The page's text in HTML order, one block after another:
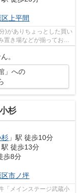
区上平間
)がありちょっとした買い
置き場などが揃っており
。
」への
杉
杉 」駅 徒歩10分
駅 徒歩13分
歩8分
区市ノ坪
「メインステージ武蔵小